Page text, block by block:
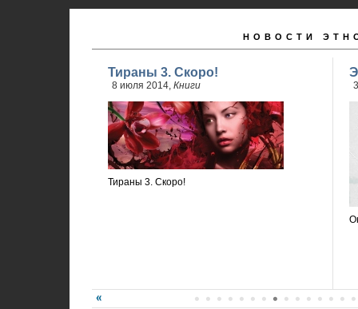
НОВОСТИ
Тираны 3. Скоро!
8 июля 2014, Книги
Тираны 3. Скоро!